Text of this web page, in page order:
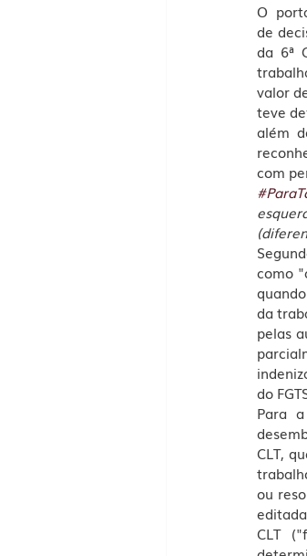
O
de
da 6ª
valor
teve
além
com
como
da
pelas
do
Para
CLT,
ou
CLT